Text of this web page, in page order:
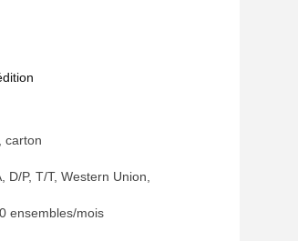
carton
P, T/T, Western Union,
ensembles/mois